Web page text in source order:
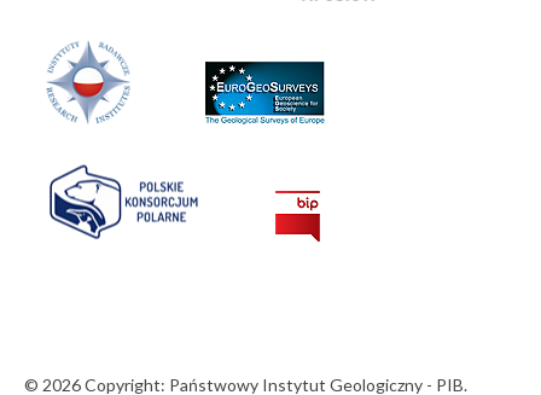
© 2026 Copyright: Państwowy Instytut Geologiczny - PIB.